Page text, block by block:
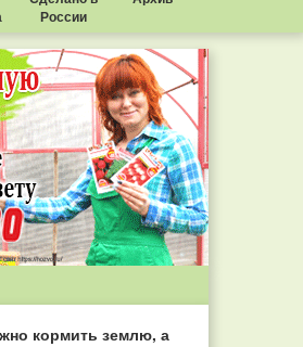
России
кормить землю, а